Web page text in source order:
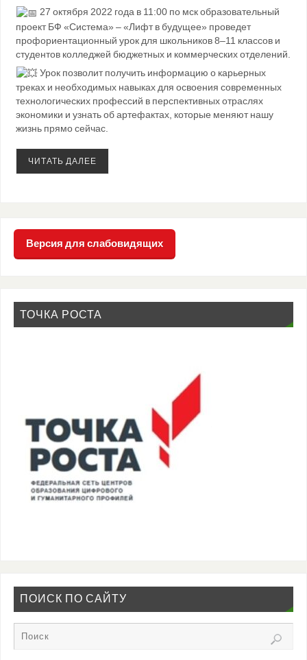
27 октября 2022 года в 11:00 по мск образовательный
проект БФ «Система» – «Лифт в будущее» проведет
профориентационный урок для школьников 8–11 классов и
студентов колледжей бюджетных и коммерческих отделений.
Урок позволит получить информацию о карьерных
треках и необходимых навыках для освоения современных
технологических профессий в перспективных отраслях
экономики и узнать об артефактах, которые меняют нашу
жизнь прямо сейчас.
ЧИТАТЬ ДАЛЕЕ
Версия для слабовидящих
ТОЧКА РОСТА
ПОИСК ПО САЙТУ